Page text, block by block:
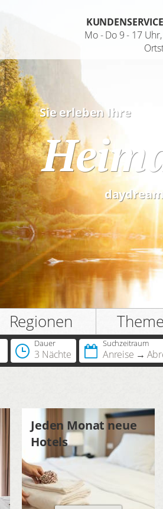
Registrieren
Sie besitzen bereits eine
Jahreskarte?
Sie besitzen bereits einen
Hotelscheck?
Mo - Do 9 - 17
Sie erleben Ihre
Regionen
Dauer
3 Nächte
Suchzeitraum
Anreise
Jeden Monat neue
Hotels